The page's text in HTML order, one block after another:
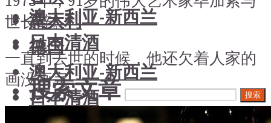
澳大利亚-新西兰
日本清酒
搜索文章 搜索
意大利
德国
澳大利亚-新西兰
日本清酒
世长辞。
一直到去世的时候，他还欠着人家的
画没画完……